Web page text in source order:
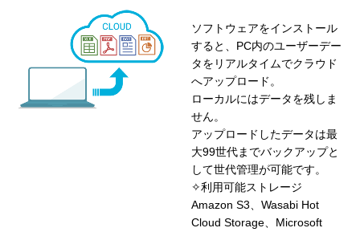
ソフトウェアをインストール
すると、PC内のユーザーデー
タをリアルタイムでクラウド
へアップロード。
ローカルにはデータを残しま
せん。
アップロードしたデータは最
大99世代までバックアップと
して世代管理が可能です。
✧利用可能ストレージ
Amazon S3、Wasabi Hot
Cloud Storage、Microsoft